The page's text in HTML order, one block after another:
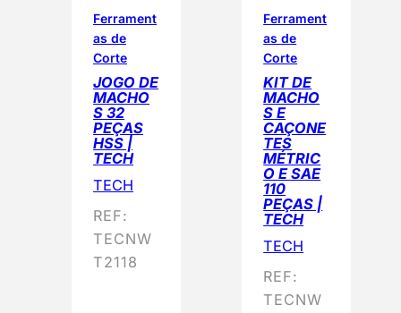
Ferrament
as de
Corte
JOGO DE
MACHO
S 32
PEÇAS
HSS |
TECH
TECH
REF:
TECNW
T2118
Ferrament
as de
Corte
KIT DE
MACHO
S E
CAÇONE
TES
MÉTRIC
O E SAE
110
PEÇAS |
TECH
TECH
REF:
TECNW